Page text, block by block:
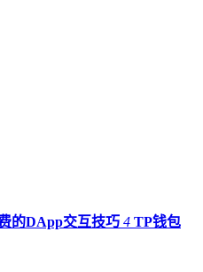
的DApp交互技巧 4 TP钱包